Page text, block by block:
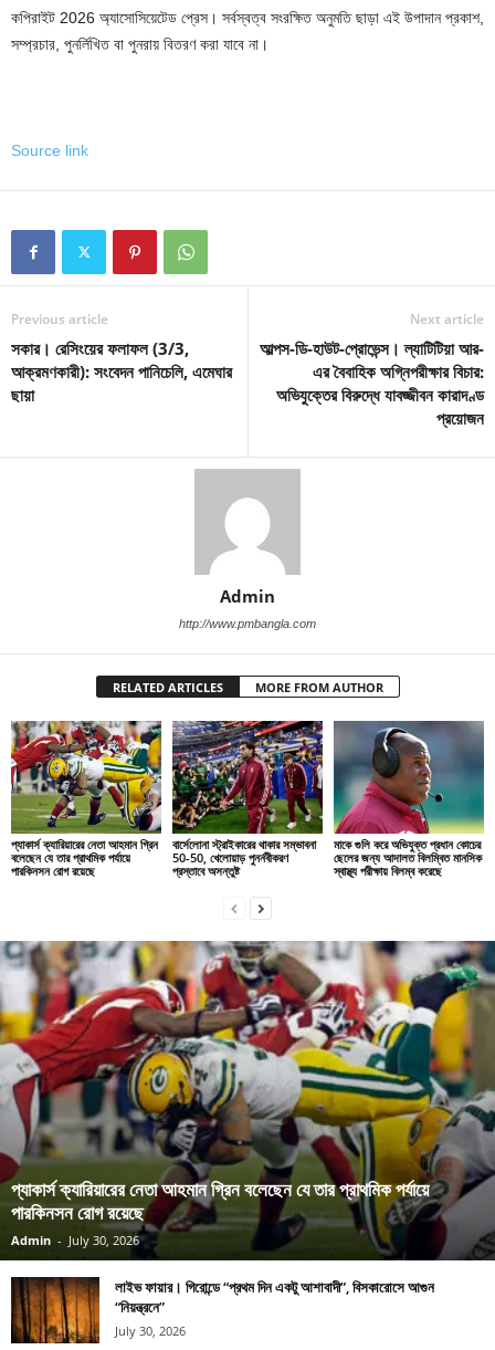
কপিরাইট 2026 অ্যাসোসিয়েটেড প্রেস। সর্বস্বত্ব সংরক্ষিত অনুমতি ছাড়া এই উপাদান প্রকাশ,
সম্প্রচার, পুনর্লিখিত বা পুনরায় বিতরণ করা যাবে না।
Source link
Previous article
সকার। রেসিংয়ের ফলাফল (3/3,
আক্রমণকারী): সংবেদন পানিচেলি, এমেঘার
ছায়া
Next article
আল্পস-ডি-হাউট-প্রোভেন্স। ল্যাটিটিয়া আর-
এর বৈবাহিক অগ্নিপরীক্ষার বিচার:
অভিযুক্তের বিরুদ্ধে যাবজ্জীবন কারাদণ্ড
প্রয়োজন
Admin
http://www.pmbangla.com
RELATED ARTICLES MORE FROM AUTHOR
প্যাকার্স ক্যারিয়ারের নেতা আহমান গ্রিন
বলেছেন যে তার প্রাথমিক পর্যায়ে
পারকিনসন রোগ রয়েছে
বার্সেলোনা স্ট্রাইকারের থাকার সম্ভাবনা
50-50, খেলোয়াড় পুনর্নবীকরণ
প্রস্তাবে অসন্তুষ্ট
মাকে গুলি করে অভিযুক্ত প্রধান কোচের
ছেলের জন্য আদালত বিলম্বিত মানসিক
স্বাস্থ্য পরীক্ষায় বিলম্ব করেছে
প্যাকার্স ক্যারিয়ারের নেতা আহমান গ্রিন বলেছেন যে তার প্রাথমিক পর্যায়ে
পারকিনসন রোগ রয়েছে
Admin - July 30, 2026
লাইভ ফায়ার। গিরোন্ডে “প্রথম দিন একটু আশাবাদী”, বিসকারোসে আগুন
“নিয়ন্ত্রনে”
July 30, 2026